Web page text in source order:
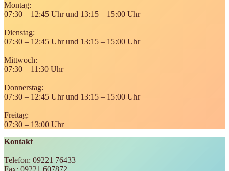
Montag:
07:30 – 12:45 Uhr und 13:15 – 15:00 Uhr
Dienstag:
07:30 – 12:45 Uhr und 13:15 – 15:00 Uhr
Mittwoch:
07:30 – 11:30 Uhr
Donnerstag:
07:30 – 12:45 Uhr und 13:15 – 15:00 Uhr
Freitag:
07:30 – 13:00 Uhr
Kontakt
Telefon: 09221 76433
Fax: 09221 607872